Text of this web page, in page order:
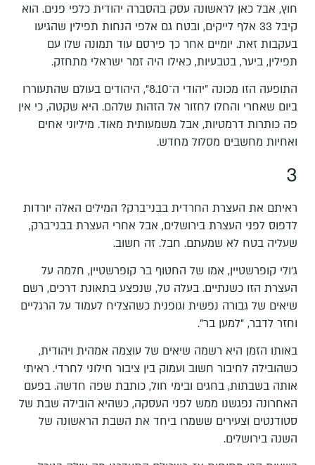
חוץ, אבל כאן לראשונה עסק בהסברה יהודית כלפי פנים. הוא
קיבל 33 אלף לייקים, ובטח גם אלפי הנחות תפילין שהגיעו
בעקבות זאת. יומיים אחר כך פירסם עוד תמונה שלו עם
תפילין, ביער, בטבעיות, כאילו היה זמר ישראלי מתחזק.
התופעה הזו מכונה "יהודי ה־8.10", היהודים בעולם שהתעוררו
ביום שאחרי והחלו לחזור אל הזהות שלהם. היא שקטה, כי אין
פה כותרות דרמטיות, אבל משמעותית מאוד. מיליוני אחים
ואחיות מחשבים מסלול מחדש.
3
ראיתם את העצרת החרדית בבני־ברק? המילים האלה יורדות
לדפוס לפני העצרת בירושלים, אבל אחרי העצרת בבני־ברק,
שעליה בטח לא שמעתם. חבל. זה חשוב.
ג'ולי קופרשטיין, אמו של החטוף בר קופרשטיין, חלמה על
העצרת הזו כשנתיים. בעלה טל, שנפצע בתאונת דרכים, רשם
שיאים של גבורה נפשית וגופנית כשהצליח לעמוד על הרגליים
וחזר לדבר, "למען בר".
באותו הזמן היא רשמה שיאים של עוצמה אמהית ויהודית,
כשהובילה לחיבור חשוב ועמוק בין ציבור חילוני לחרדי. ראיתי
אותה בשבתות, בחגים ובימי חול, כותבת שפה חדשה. בפעם
האחרונה נפגשנו ממש לפני העסקה, כשהיא הובילה שבת של
סטודנטים וצעירים ששמרו ביחד את השבת הראשונה של
השנה בירושלים.